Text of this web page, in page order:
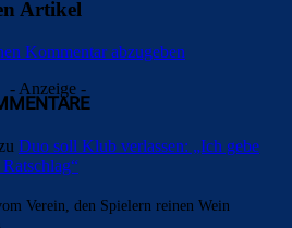
Artikel
Kommentar abzugeben